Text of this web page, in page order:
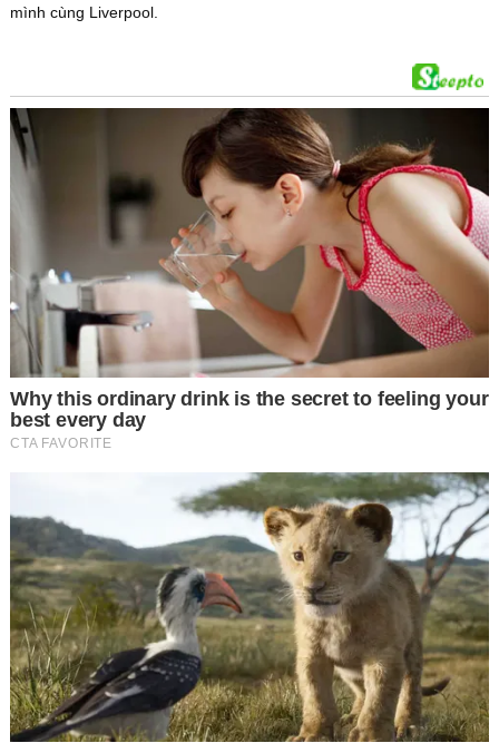
mình cùng Liverpool.